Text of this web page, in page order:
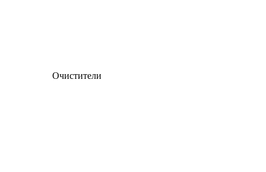
Очистители